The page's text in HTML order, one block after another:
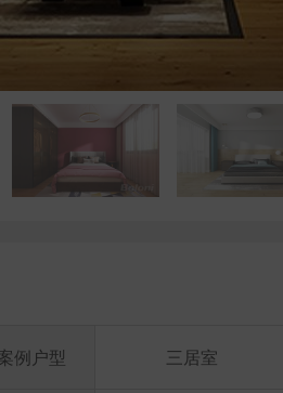
点击浏览下一张
例户型 三居室